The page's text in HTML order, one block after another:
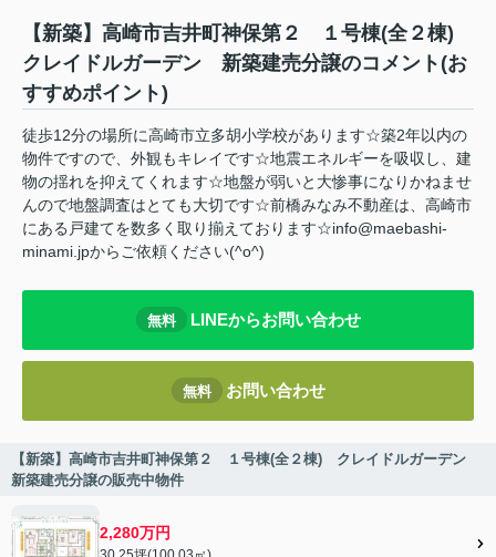
【新築】高崎市吉井町神保第２ １号棟(全２棟)
クレイドルガーデン 新築建売分譲のコメント(お
すすめポイント)
徒歩12分の場所に高崎市立多胡小学校があります☆築2年以内の
物件ですので、外観もキレイです☆地震エネルギーを吸収し、建
物の揺れを抑えてくれます☆地盤が弱いと大惨事になりかねませ
んので地盤調査はとても大切です☆前橋みなみ不動産は、高崎市
にある戸建てを数多く取り揃えております☆info@maebashi-
minami.jpからご依頼ください(^o^)
無料 LINEからお問い合わせ
無料 お問い合わせ
【新築】高崎市吉井町神保第２ １号棟(全２棟) クレイドルガーデン
新築建売分譲の販売中物件
2,280万円